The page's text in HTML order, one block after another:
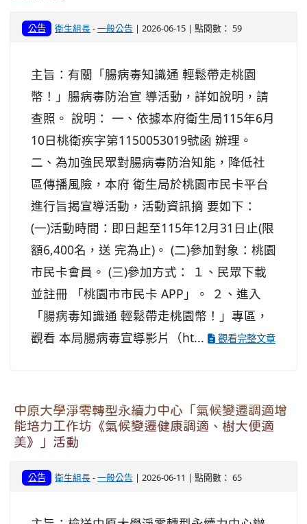
公告 衛生組長-一般公告 | 2026-06-15 | 點閱數： 59
主旨：有關「腸病毒知識通 輕鬆帶走桃園
幣！」腸病毒防治宣 導活動，詳如說明，請
查照。 說明： 一、依據本府衛生局115年6月
10日桃衛疾字第1150053019號函 辦理。
二、為加強民眾對腸病毒防治知能，降低社
區傳播風險，本府 衛生局於桃園市民卡平台
進行旨揭宣導活動，活動資訊摘 要如下：
(一)活動時間：即日起至115年12月31日止(限
額6,400名，送 完為止)。 (二)參加對象：桃園
市民卡會員。 (三)參加方式： １、民眾下載
並註冊 「桃園市市民卡 APP」。 ２、進入
「腸病毒知識通 輕鬆帶走桃園幣！」專區，
觀看 本局腸病毒宣導影片（ht...
觀看完整文章
中原大學淨零轉型永續力中心「氣候變遷調適增
能培力工作坊《氣候變遷健康調適、樹大便適
美》」活動
公告 衛生組長-一般公告 | 2026-06-11 | 點閱數： 65